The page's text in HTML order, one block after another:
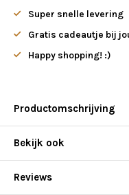
Super snelle levering
Gratis cadeautje bij
Happy shopping! :)
Productomschrijving
Bekijk ook
Reviews